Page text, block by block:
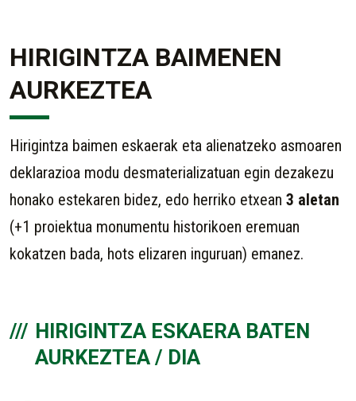
HIRIGINTZA BAIMENEN
AURKEZTEA
Hirigintza baimen eskaerak eta alienatzeko asmoaren
deklarazioa modu desmaterializatuan egin dezakezu
honako estekaren bidez, edo herriko etxean 3 aletan
(+1 proiektua monumentu historikoen eremuan
kokatzen bada, hots elizaren inguruan) emanez.
HIRIGINTZA ESKAERA BATEN
AURKEZTEA / DIA